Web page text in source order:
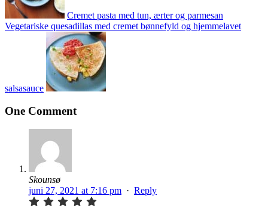
Cremet pasta med tun, ærter og parmesan
Vegetariske quesadillas med cremet bønnefyld og hjemmelavet
salsasauce
One Comment
Skounsø
juni 27, 2021 at 7:16 pm · Reply